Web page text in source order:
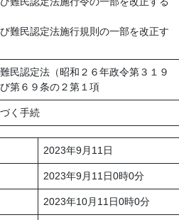
難民認定法施行規則の一部を改正す
民認定法（昭和２６年政令第３１９
第６９条の２第１項
く手続
2023年9月11日
2023年9月11日0時0分
2023年10月11日0時0分